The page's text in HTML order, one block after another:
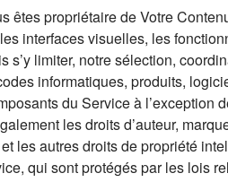
êtes propriétaire de Votre
interfaces visuelles, les
limiter, notre sélection,
informatiques, produits,
du Service à l’exception
les droits d’auteur,
les autres droits de propriété
qui sont protégés par les lois